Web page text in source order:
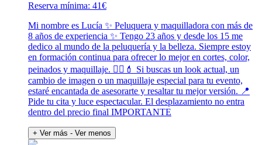
Reserva mínima: 41€
Mi nombre es Lucía ✨ Peluquera y maquilladora con más de
8 años de experiencia ✨ Tengo 23 años y desde los 15 me
dedico al mundo de la peluquería y la belleza. Siempre estoy
en formación continua para ofrecer lo mejor en cortes, color,
peinados y maquillaje. 💇‍♀️💄 Si buscas un look actual, un
cambio de imagen o un maquillaje especial para tu evento,
estaré encantada de asesorarte y resaltar tu mejor versión. 📍
Pide tu cita y luce espectacular. El desplazamiento no entra
dentro del precio final IMPORTANTE
+ Ver más - Ver menos